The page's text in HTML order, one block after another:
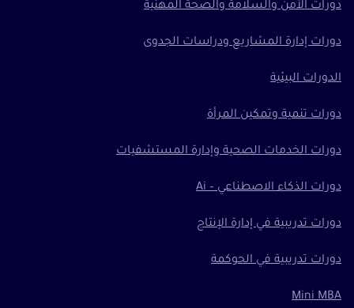
دورات الأمن والسلامة والصحة المهنية
دورات إدارة المشاريع ودراسات الجدوى
الدورات البيئية
دورات تنمية وتمكين المرأة
دورات الخدمات الصحية وإدارة المستشفيات
دورات الذكاء الاصطناعي – Ai
دورات تدريبية في إدارة الإنتاج
دورات تدريبية في الحوكمة
Mini MBA